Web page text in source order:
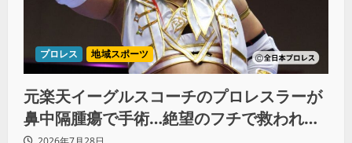
プロレス 地域スポーツ
元楽天イーグルスコーチのプロレスラーが
鼻中隔腫瘍で手術…絶望のフチで救われた